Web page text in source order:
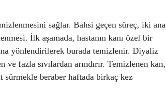
sağlar. Bahsi geçen süreç, iki ana
İlk aşamada, hastanın kanı özel bir
yönlendirilerek burada temizlenir. Diyaliz
fazla sıvılardan arındırır. Temizlenen kan,
sürmekle beraber haftada birkaç kez